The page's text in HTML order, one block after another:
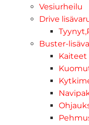
Vesiurheilu
Drive
Buster-
Kaiteet